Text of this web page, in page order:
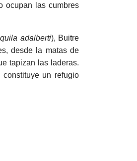
ocupan las cumbres
adalberti), Buitre
desde la matas de
tapizan las laderas.
un refugio